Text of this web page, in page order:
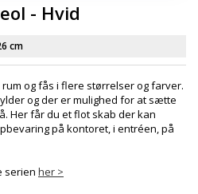
- Hvid
cm
og fås i flere størrelser og farver.
og der er mulighed for at sætte
Her får du et flot skab der kan
på kontoret, i entréen, på
serien her >